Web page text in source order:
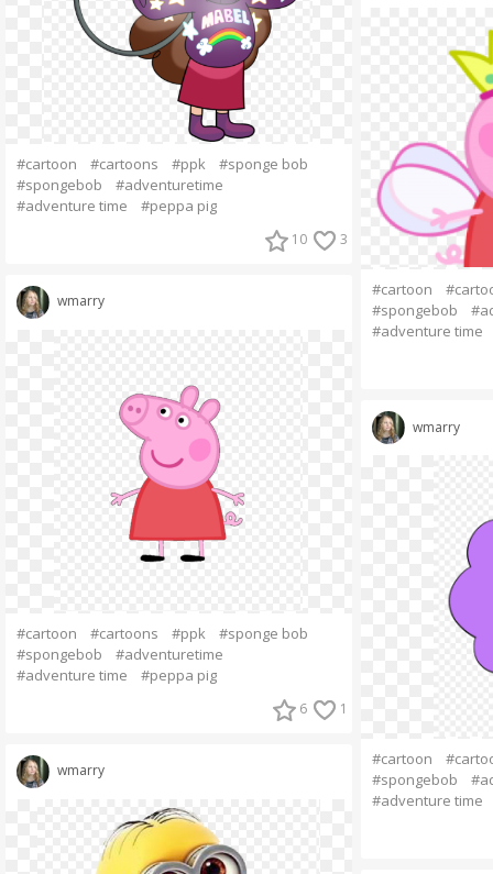
#cartoon #cartoons #ppk
#sponge bob
#spongebob
#adventuretime
#adventure time
#peppa pig
10 3
wmarry
#cartoon #cartoons #ppk
#sponge bob
#spongebob
#adventuretime
#adventure time
#peppa pig
6 1
wmarry
#cartoon
#spongebob
#adventure time
wmarry
#cartoon
#spongebob
#adventure time